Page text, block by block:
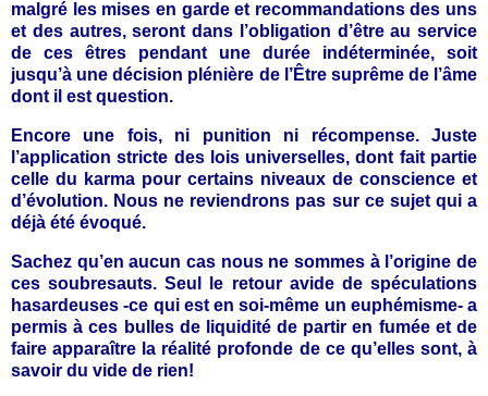
malgré les mises en garde et recommandations des uns
et des autres, seront dans l’obligation d’être au service
de ces êtres pendant une durée indéterminée, soit
jusqu’à une décision plénière de l’Être suprême de l’âme
dont il est question.
Encore une fois, ni punition ni récompense. Juste
l’application stricte des lois universelles, dont fait partie
celle du karma pour certains niveaux de conscience et
d’évolution. Nous ne reviendrons pas sur ce sujet qui a
déjà été évoqué.
Sachez qu’en aucun cas nous ne sommes à l’origine de
ces soubresauts. Seul le retour avide de spéculations
hasardeuses -ce qui est en soi-même un euphémisme- a
permis à ces bulles de liquidité de partir en fumée et de
faire apparaître la réalité profonde de ce qu’elles sont, à
savoir du vide de rien!